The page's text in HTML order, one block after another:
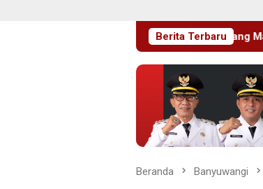
Berita Terbaru
Sempat Terhalang Masuk ke Ruang UGD
Beranda Banyuwangi